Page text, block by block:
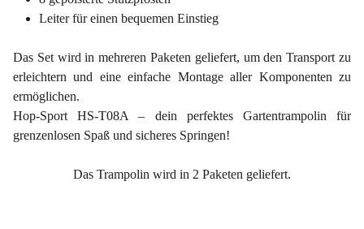
Leiter für einen bequemen Einstieg
Das Set wird in mehreren Paketen geliefert, um den Transport zu
erleichtern und eine einfache Montage aller Komponenten zu
ermöglichen.
Hop-Sport HS-T08A – dein perfektes Gartentrampolin für
grenzenlosen Spaß und sicheres Springen!
Das Trampolin wird in 2 Paketen geliefert.